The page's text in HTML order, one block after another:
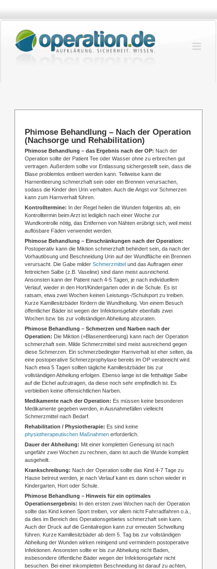
springen
Phimose Behandlung – Nach der Operation
(Nachsorge und Rehabilitation)
Phimose Behandlung – das Ergebnis nach der OP: Nach der
Operation sollte der Patient Tee oder Wasser ohne zu erbrechen gut
vertragen. Außerdem sollte vor Entlassung sichergestellt sein, dass die
Blase problemlos entleert werden kann. Teilweise kann die
Harnentleerung schmerzhaft sein oder ein Brennen verursachen,
sodass die Kinder den Urin verhalten. Auch die Angst vor Schmerzen
kann zum Harnverhalt führen.
Kontrolltermine: In der Regel heilen die Wunden folgenlos ab, ein
Kontrolltermin beim Arzt ist lediglich nach einer Woche zur
Wundkontrolle nötig, das Entfernen von Nähten erübrigt sich, weil meist
auflösbare Fäden verwendet werden.
Phimose Behandlung – Einschränkungen nach der Operation:
Postoperativ kann die Miktion schmerzhaft behindert sein, da nach der
Vorhautlösung und Beschneidung Urin auf der Wundfläche ein Brennen
verursacht. Die Gabe milder Schmerzmittel und das Auftragen einer
fettreichen Salbe (z.B. Vaseline) sind dann meist ausreichend.
Ansonsten kann der Patient nach 4-5 Tagen, je nach individuellem
Verlauf, wieder in den Hort/Kindergarten oder in die Schule. Es ist
ratsam, etwa zwei Wochen keinen Leistungs-/Schulsport zu treiben.
Kurze Kamillesitzbäder fördern die Wundheilung. Von einem Besuch
öffentlicher Bäder ist wegen der Infektionsgefahr ebenfalls zwei
Wochen bzw. bis zur vollständigen Abheilung abzuraten.
Phimose Behandlung – Schmerzen und Narben nach der
Operation: Die Miktion (=Blasenentleerung) kann nach der Operation
schmerzhaft sein. Milde Schmerzmittel sind meist ausreichend gegen
diese Schmerzen. Ein schmerzbedingter Harnverhalt ist eher selten, da
eine postoperative Schmerzprophylaxe bereits im OP verabreicht wird.
Nach etwa 5 Tagen sollten tägliche Kamillesitzbäder bis zur
vollständigen Abheilung erfolgen. Ebenso lange ist die fetthaltige Salbe
auf die Eichel aufzutragen, da diese noch sehr empfindlich ist. Es
verbleiben keine offensichtlichen Narben.
Medikamente nach der Operation: Es müssen keine besonderen
Medikamente gegeben werden, in Ausnahmefällen vielleicht
Schmerzmittel nach Bedarf.
Rehabilitation / Physiotherapie: Es sind keine
physiotherapeutischen Maßnahmen erforderlich.
Dauer der Abheilung: Mit einer kompletten Genesung ist nach
ungefähr zwei Wochen zu rechnen, dann ist auch die Wunde komplett
ausgeheilt.
Krankschreibung: Nach der Operation sollte das Kind 4-7 Tage zu
Hause betreut werden, je nach Verlauf kann es dann schon wieder in
Kindergarten, Hort oder Schule.
Phimose Behandlung – Hinweis für ein optimales
Operationsergebnis: In den ersten zwei Wochen nach der Operation
sollte das Kind keinen Sport treiben, vor allem nicht Fahrradfahren o.ä.,
da dies im Bereich des Operationsgebietes schmerzhaft sein kann.
Auch der Druck auf die Genitalregion kann zur erneuten Schwellung
führen. Kurze Kamillesitzbäder ab dem 5. Tag bis zur vollständigen
Abheilung der Wunden wirken reinigend und vermindern postoperative
Infektionen. Ansonsten sollte er bis zur Abheilung nicht Baden,
insbesondere öffentliche Bäder wegen der Infektionsgefahr nicht
besuchen. Bei einer inkompletten Beschneidung ist darauf zu achten,